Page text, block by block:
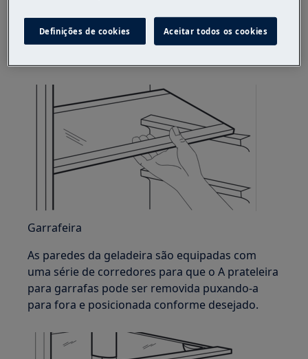
uma série de corrediças para que as prateleiras
possam ser retiradas puxando-as e
Garrafeira
As paredes da geladeira são equipadas com
uma série de corredores para que o A prateleira
para garrafas pode ser removida puxando-a
para fora e posicionada conforme desejado.
Definições de cookies Aceitar todos os cookies